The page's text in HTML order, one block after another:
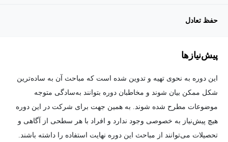
حفظ تعادل
پیش‌نیاز‌ها
این دوره به نحوی تهیه و تدوین شده است که مباحث آن به ساده‌ترین
شکل ممکن بیان شوند و مخاطبان دوره بتوانند به‌سادگی متوجه
موضوعات مطرح شده شوند. به همین جهت برای شرکت در این دوره
هیچ پیش‌نیاز به خصوصی وجود ندارد و افراد با هر سطحی از آگاهی و
تحصیلات می‌توانند از مباحث این دوره نهایت استفاده را داشته باشند.